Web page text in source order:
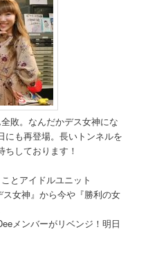
敗。なんだかデス女神にな
にも再登場。長いトンネルを
しております！
とアイドルユニット
女神』から今や『勝利の女
メンバーがリベンジ！明日